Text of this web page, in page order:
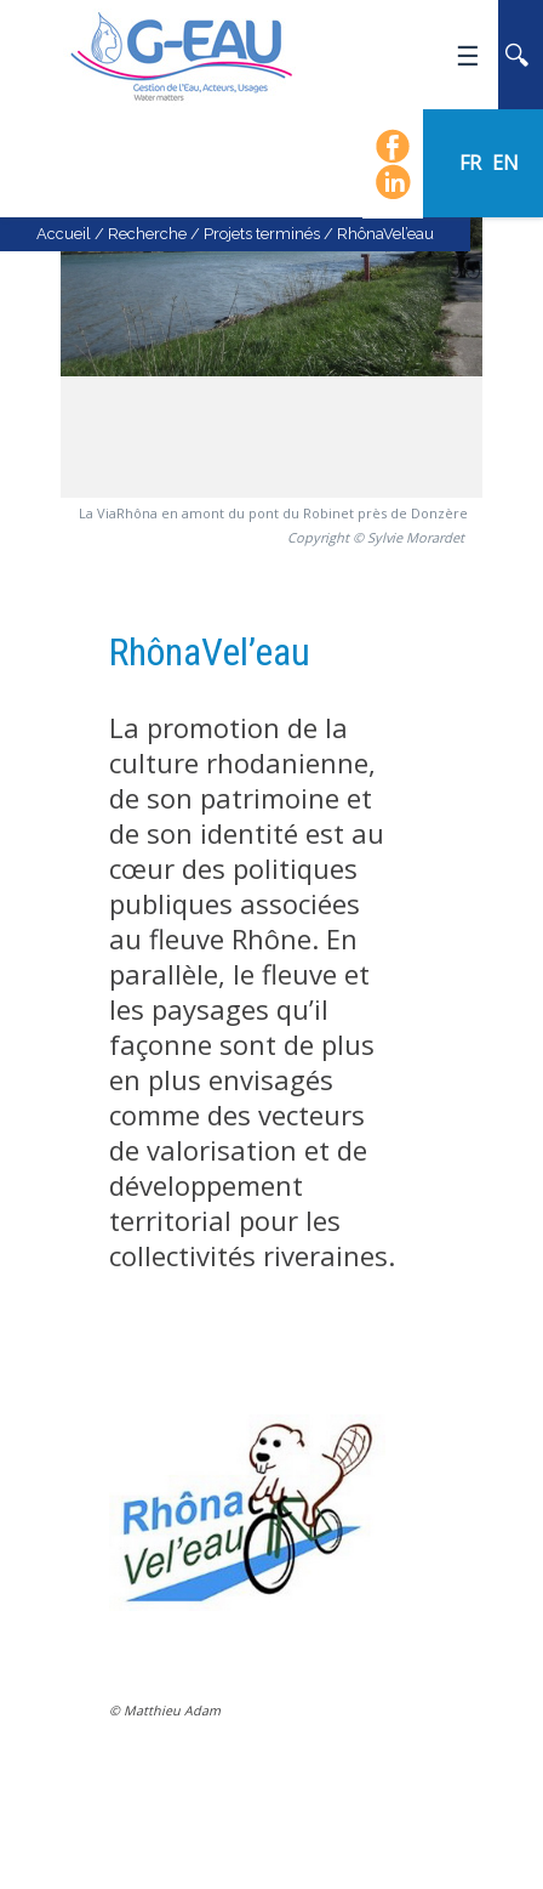
FR EN
ACTUALITÉS
AGENDA
CALENDRIER DES ÉVÈNEMENTS
ORGANIGRAMME
LISTE DU PERSONNEL
RECRUTEMENT
PROJETS EN COURS
NOS RÉSEAUX SCIENTIFIQUES ET TECHNIQUES
SÉMINAIRES RÉGULIERS
FORMATION
MASTER
INGÉNIEUR
FORMATION CONTINUE
FORMATION DOCTORALE
THÈSES EN COURS
PRODUCTION
MÉTHODES ET OUTILS
LOGICIELS
PUBLICATIONS SUR HAL
Accueil / Recherche / Projets terminés / RhônaVel’eau
La ViaRhôna en amont du pont du Robinet près de Donzère
Copyright © Sylvie Morardet
RhônaVel’eau
La promotion de la
culture rhodanienne,
de son patrimoine et
de son identité est au
cœur des politiques
publiques associées
au fleuve Rhône. En
parallèle, le fleuve et
les paysages qu’il
façonne sont de plus
en plus envisagés
comme des vecteurs
de valorisation et de
développement
territorial pour les
collectivités riveraines.
© Matthieu Adam